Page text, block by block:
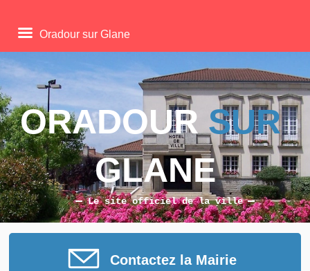
ORADOUR SUR
GLANE
Le site officiel de la ville
Oradour sur Glane